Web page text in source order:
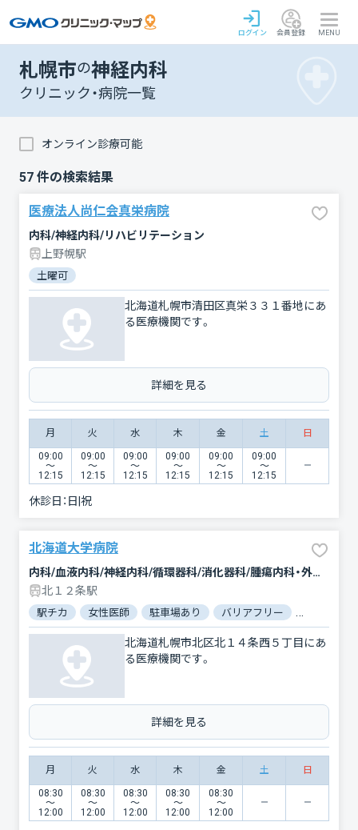
ログイン 会員登録 MENU
札幌市の神経内科
クリニック・病院一覧
オンライン診療可能
57 件の検索結果
医療法人尚仁会真栄病院
内科/神経内科/リハビリテーション
上野幌駅
土曜可
北海道札幌市清田区真栄３３１番地にあ
る医療機関です。
詳細を見る
月 火 水 木 金 土 日
09:00
〜
12:15
09:00
〜
12:15
09:00
〜
12:15
09:00
〜
12:15
09:00
〜
12:15
09:00
〜
12:15
休診日： 日|祝
北海道大学病院
内科/血液内科/神経内科/循環器科/消化器科/腫瘍内科・外科/脳神経外科/呼吸器外科/乳腺外科/整形外科/形成外科/小児科/小児外科/産科/婦人科/眼科/耳鼻咽喉科/皮膚科/泌尿器科/精神科・神経科/歯科/矯正歯科/歯科口腔外科/小児歯科/リハビリテーション/放射線科/臨床検査・病理診断/救急科/麻酔科
北１２条駅
駅チカ 女性医師 駐車場あり バリアフリー
北海道札幌市北区北１４条西５丁目にあ
る医療機関です。
詳細を見る
月 火 水 木 金 土 日
08:30
〜
12:00
08:30
〜
12:00
08:30
〜
12:00
08:30
〜
12:00
08:30
〜
12:00